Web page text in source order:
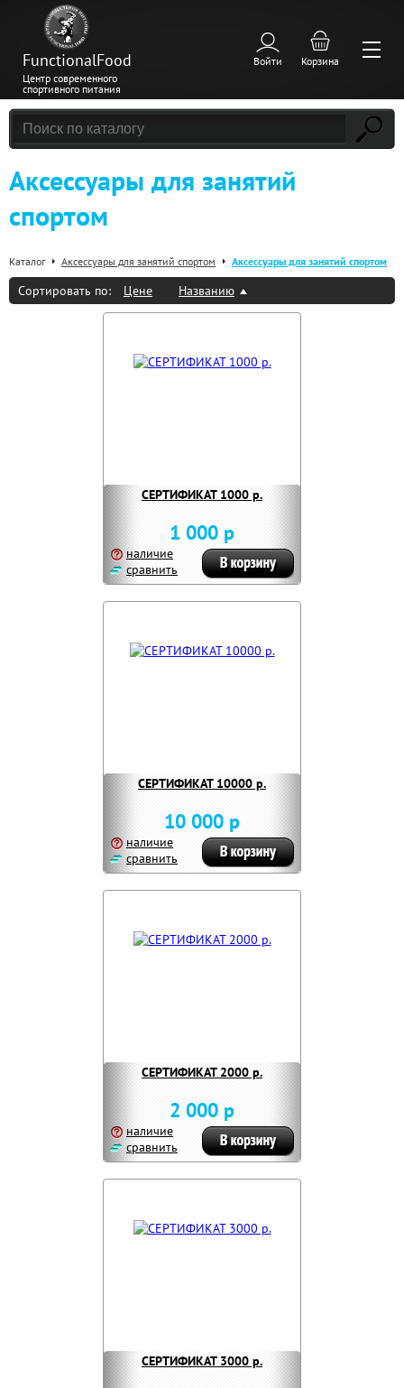
FunctionalFood
Центр современного
спортивного питания
Войти Корзина
Аксессуары для занятий
спортом
Каталог Аксессуары для занятий спортом Аксессуары для занятий спортом
Сортировать по: Цене Названию
СЕРТИФИКАТ 1000 р.
1 000 р
наличие
сравнить
СЕРТИФИКАТ 10000 р.
10 000 р
наличие
сравнить
СЕРТИФИКАТ 2000 р.
2 000 р
наличие
сравнить
СЕРТИФИКАТ 3000 р.